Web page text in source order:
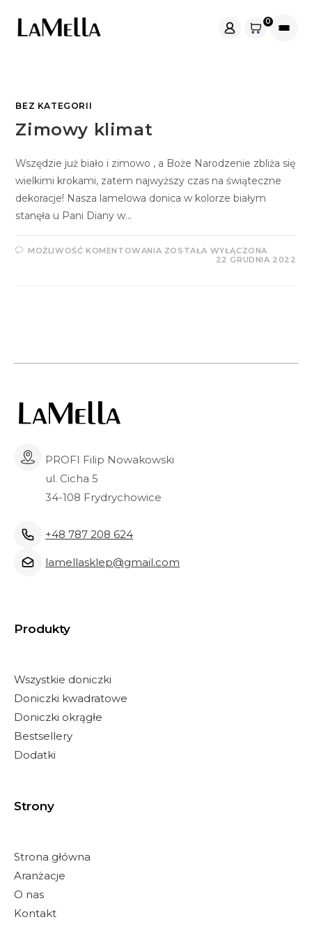
Skip
0
BEZ KATEGORII
Zimowy klimat
Wszędzie już biało i zimowo , a Boże Narodzenie zbliża się
wielkimi krokami, zatem najwyższy czas na świąteczne
dekoracje! Nasza lamelowa donica w kolorze białym
stanęła u Pani Diany w…
MOŻLIWOŚĆ KOMENTOWANIA ZIMOWY
ZOSTAŁA WYŁĄCZONA
22 GRUDNIA 2022
PROFI Filip Nowakowski
ul. Cicha 5
34-108 Frydrychowice
+48 787 208 624
lamellasklep@gmail.com
Produkty
Wszystkie doniczki
Doniczki kwadratowe
Doniczki okrągłe
Bestsellery
Dodatki
Strony
Strona główna
Aranżacje
O nas
Kontakt